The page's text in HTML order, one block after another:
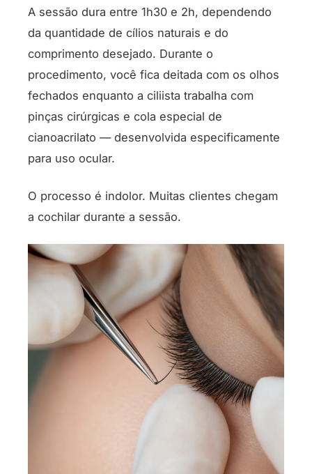
A sessão dura entre 1h30 e 2h, dependendo
da quantidade de cílios naturais e do
comprimento desejado. Durante o
procedimento, você fica deitada com os olhos
fechados enquanto a ciliista trabalha com
pinças cirúrgicas e cola especial de
cianoacrilato — desenvolvida especificamente
para uso ocular.
O processo é indolor. Muitas clientes chegam
a cochilar durante a sessão.